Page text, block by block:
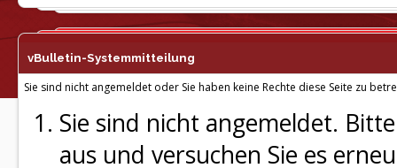
vBulletin-Systemmitteilung
Sie sind nicht angemeldet oder Sie haben keine Rechte diese Seite zu
Sie sind nicht angemeldet.
aus und versuchen Sie es